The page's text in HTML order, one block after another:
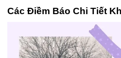
Các Điềm Báo Chi Tiết